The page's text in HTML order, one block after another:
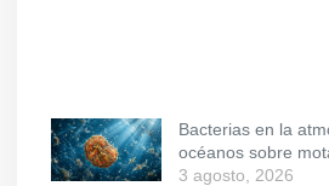
Bacterias en la
océanos sobre
3 agosto, 2026